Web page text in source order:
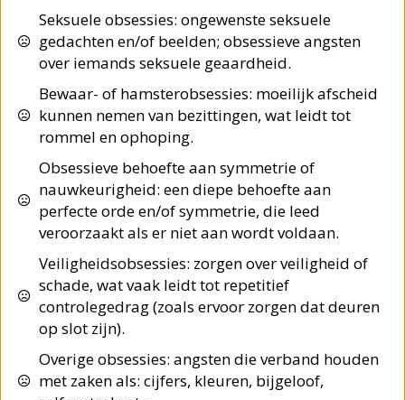
Seksuele obsessies: ongewenste seksuele
gedachten en/of beelden; obsessieve angsten
over iemands seksuele geaardheid.
Bewaar- of hamsterobsessies: moeilijk afscheid
kunnen nemen van bezittingen, wat leidt tot
rommel en ophoping.
Obsessieve behoefte aan symmetrie of
nauwkeurigheid: een diepe behoefte aan
perfecte orde en/of symmetrie, die leed
veroorzaakt als er niet aan wordt voldaan.
Veiligheidsobsessies: zorgen over veiligheid of
schade, wat vaak leidt tot repetitief
controlegedrag (zoals ervoor zorgen dat deuren
op slot zijn).
Overige obsessies: angsten die verband houden
met zaken als: cijfers, kleuren, bijgeloof,